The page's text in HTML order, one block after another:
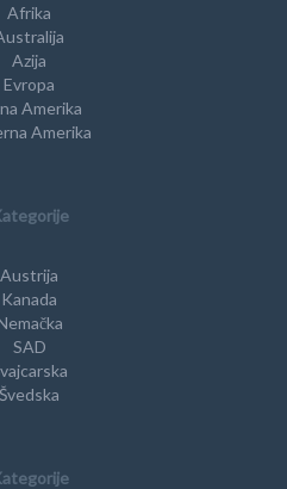
Afrika
Azija
Evropa
Amerika
Amerika
Austrija
Kanada
SAD
Švedska